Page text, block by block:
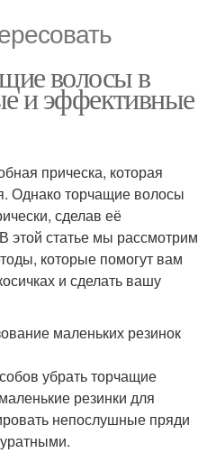
волосы в
и эффективные
прическа, которая
Однако торчащие волосы
сделав её
этой статье мы рассмотрим
которые помогут вам
и сделать вашу
маленьких резинок
убрать торчащие
резинки для
непослушные пряди